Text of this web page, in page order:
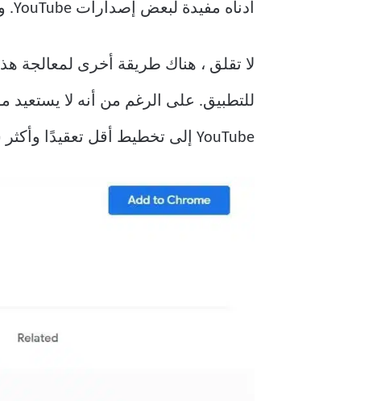
أدناه مفيدة لبعض إصدارات YouTube. ولكن اعتبارًا من عام 2021 ، لا يبدو أن هذه الخطوات تعمل مع معظم المستخدمين.
لا تقلق ، هناك طريقة أخرى لمعالجة
YouTube إلى تخطيط أقل تعقيدًا وأكثر سهولة في الاستخدام.